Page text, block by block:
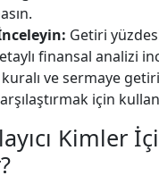
Getiri
finansal analizi
ve sermaye
için
Kimler